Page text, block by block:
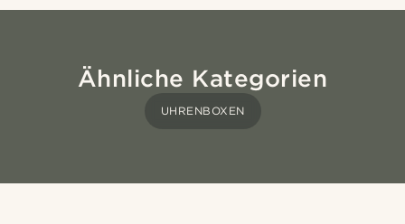
Ähnliche Kategorien
UHRENBOXEN